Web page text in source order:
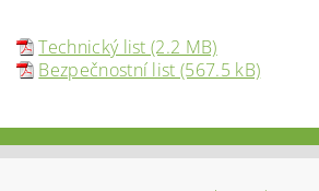
Technický list (2.2 MB)
Bezpečnostní list (567.5 kB)